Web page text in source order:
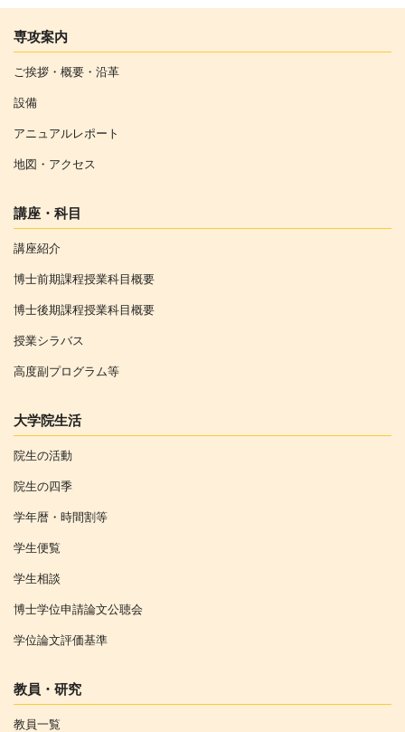
専攻案内
ご挨拶・概要・沿革
設備
アニュアルレポート
地図・アクセス
講座・科目
講座紹介
博士前期課程授業科目概要
博士後期課程授業科目概要
授業シラバス
高度副プログラム等
大学院生活
院生の活動
院生の四季
学年暦・時間割等
学生便覧
学生相談
博士学位申請論文公聴会
学位論文評価基準
教員・研究
教員一覧